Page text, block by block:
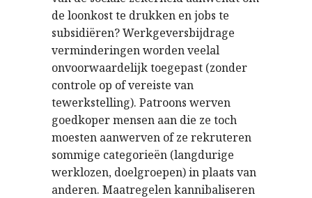
de loonkost te drukken en jobs te
subsidiëren? Werkgeversbijdrage
verminderingen worden veelal
onvoorwaardelijk toegepast (zonder
controle op of vereiste van
tewerkstelling). Patroons werven
goedkoper mensen aan die ze toch
moesten aanwerven of ze rekruteren
sommige categorieën (langdurige
werklozen, doelgroepen) in plaats van
anderen. Maatregelen kannibaliseren